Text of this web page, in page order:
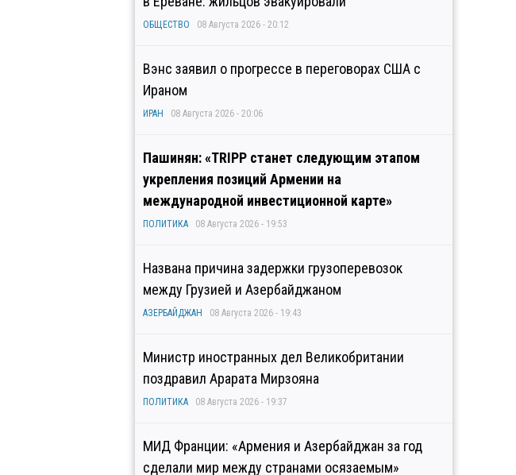
ОБЩЕСТВО 08 Августа 2026 - 20:12
Вэнс заявил о прогрессе в переговорах США с
Ираном
ИРАН 08 Августа 2026 - 20:06
Пашинян: «TRIPP станет следующим этапом
укрепления позиций Армении на
международной инвестиционной карте»
ПОЛИТИКА 08 Августа 2026 - 19:53
Названа причина задержки грузоперевозок
между Грузией и Азербайджаном
АЗЕРБАЙДЖАН 08 Августа 2026 - 19:43
Министр иностранных дел Великобритании
поздравил Арарата Мирзояна
ПОЛИТИКА 08 Августа 2026 - 19:37
МИД Франции: «Армения и Азербайджан за год
сделали мир между странами осязаемым»